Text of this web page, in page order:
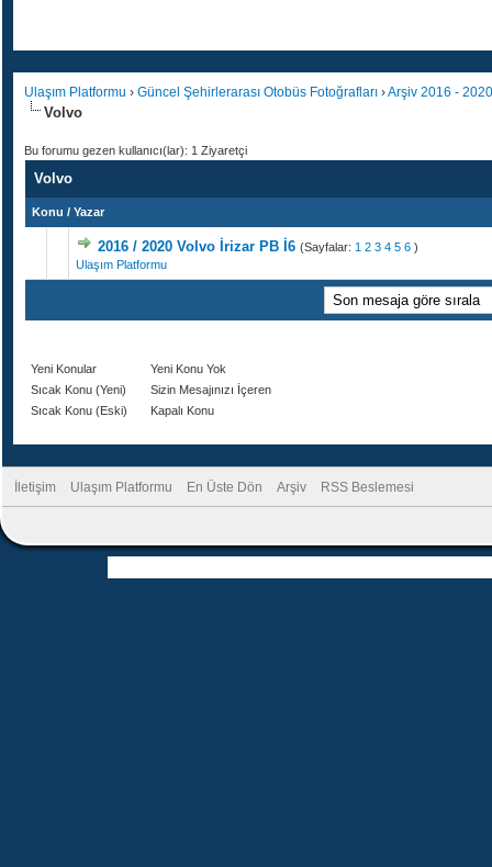
Ulaşım Platformu › Güncel Şehirlerarası Otobüs Fotoğrafları ›Arşiv 2016 - 2020
Volvo
Bu forumu gezen kullanıcı(lar): 1 Ziyaretçi
Volvo
Konu / Yazar
2016 / 2020 Volvo İrizar PB İ6 (Sayfalar: 1 2 3 4 5 6 )
Ulaşım Platformu
Yeni Konular
Sıcak Konu (Yeni)
Sıcak Konu (Eski)
Yeni Konu Yok
Sizin Mesajınızı İçeren
Kapalı Konu
İletişim Ulaşım Platformu En Üste Dön Arşiv RSS Beslemesi